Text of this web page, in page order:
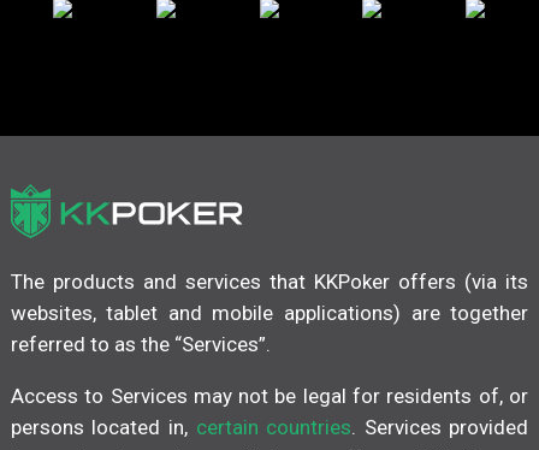
The products and services that KKPoker offers (via its
websites, tablet and mobile applications) are together
referred to as the “Services”.
Access to Services may not be legal for residents of, or
persons located in, certain countries . Services provided